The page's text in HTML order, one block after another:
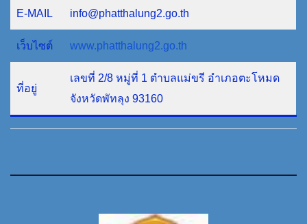
E-MAIL info@phatthalung2.go.th
เว็บไซต์ www.phatthalung2.go.th
ที่อยู่
เลขที่ 2/8 หมู่ที่ 1 ตำบลแม่ขรี อำเภอตะโหมด
จังหวัดพัทลุง 93160